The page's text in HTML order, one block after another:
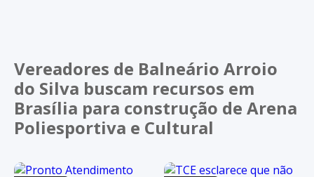
Vereadores de Balneário Arroio
do Silva buscam recursos em
Brasília para construção de Arena
Poliesportiva e Cultural